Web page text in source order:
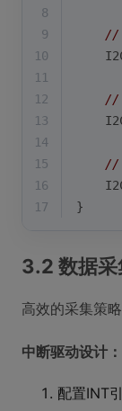
8
9
//
10
11
12
//
13
14
15
//
16
17
}
3.2 数据采
高效的采集策
中断驱动设计：
配置INT